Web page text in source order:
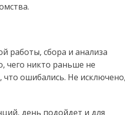
работы, сбора и анализа
чего никто раньше не
ошибались. Не
день подойдет и для